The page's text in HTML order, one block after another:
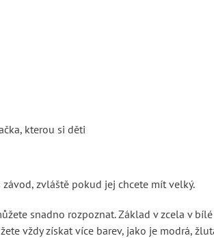
kterou si děti
zvláště pokud jej chcete mít velký.
snadno rozpoznat. Základ v zcela v bílé
vždy získat více barev, jako je modrá,